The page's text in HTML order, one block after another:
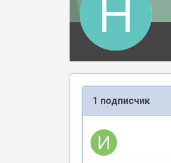
1 подписчик